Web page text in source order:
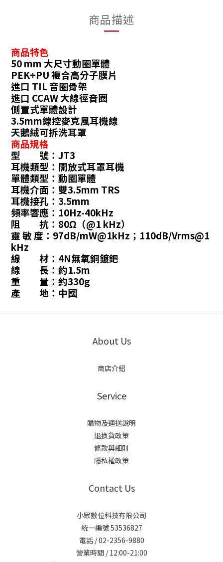
商品描述
商品特色
50 mm 大尺寸動圈單體
PEK+PU 複合高分子膜片
進口 TIL 音圈骨架
進口 CCAW 大線徑音圈
側置式單體設計
3.5mm線控麥克風耳機線
天鵝絨可拆洗耳罩
商品規格
型 號：JT3
耳機類型：開放式耳罩耳機
單體類型：動圈單體
耳機介面：雙3.5mm TRS
耳機接孔：3.5mm
頻率響應：10Hz-40kHz
阻 抗：80Ω（@1 kHz）
靈 敏 度：97dB/mW@1kHz；110dB/Vrms@1
kHz
線 材：4N無氧銅鍍鈀
線 長：約1.5m
重 量：約330g
產 地：中國
About Us
商店介紹
Service
購物及運送說明
退換貨政策
條款與細則
隱私權政策
Contact Us
小眾數位科技有限公司
統一編號 53536827
電話 / 02-2356-9880
營業時間 / 12:00-21:00